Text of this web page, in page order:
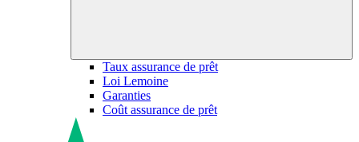
Taux assurance de prêt
Loi Lemoine
Garanties
Coût assurance de prêt